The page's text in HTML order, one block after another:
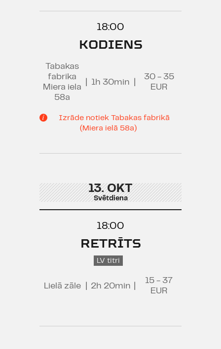
18:00
KODIENS
Tabakas
fabrika
Miera iela
58a
1h 30min
30 - 35
EUR
Izrāde notiek Tabakas fabrikā
(Miera ielā 58a)
13. OKT
Svētdiena
18:00
RETRĪTS
LV titri
Lielā zāle 2h 20min
15 - 37
EUR